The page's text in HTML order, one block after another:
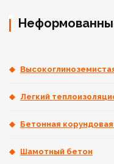
Легкий
Бетонная
Шамотный бетон